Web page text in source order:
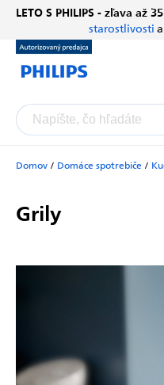
Prejsť
obsah
LETO S PHILIPS - zľava až
starostlivosti a
Domov / Domáce spotrebiče /
Grily
Chatbot Filip
Autorizovaný predajce